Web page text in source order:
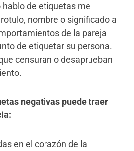
hablo de etiquetas me
nombre o significado a
de la pareja
de etiquetar su persona.
censuran o desaprueban
negativas puede traer
en el corazón de la